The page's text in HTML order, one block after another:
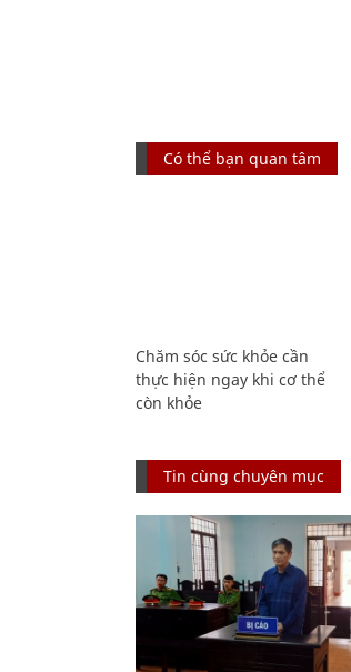
Có thể bạn quan tâm
Chăm sóc sức khỏe cần
thực hiện ngay khi cơ thể
còn khỏe
Tin cùng chuyên mục